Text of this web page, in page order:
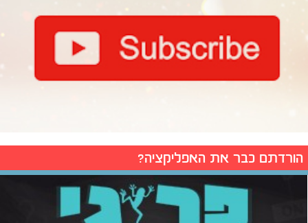
הורדתם כבר את האפליקציה?